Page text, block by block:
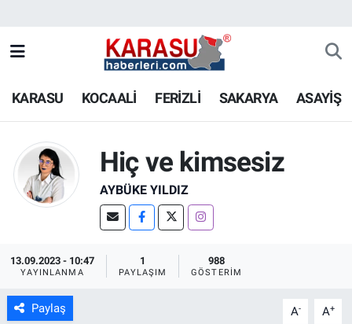
KARASU KOCAALİ FERİZLİ SAKARYA ASAYİŞ
Hiç ve kimsesiz
AYBÜKE YILDIZ
13.09.2023 - 10:47
YAYINLANMA
1
PAYLAŞIM
988
GÖSTERIM
Paylaş A- A+